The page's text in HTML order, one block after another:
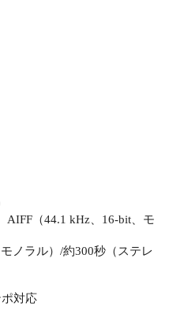
AIFF（44.1 kHz、16-bit、モ
ノラル）/約300秒（ステレ
ポ対応